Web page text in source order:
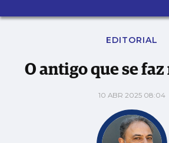
EDITORIAL
O antigo que se
10 ABR 2025 08:04